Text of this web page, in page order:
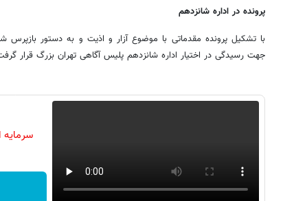
پرونده در اداره شانزدهم
جهت رسیدگی در اختیار اداره شانزدهم پلیس آگاهی تهران بزرگ قرار
سرمایه